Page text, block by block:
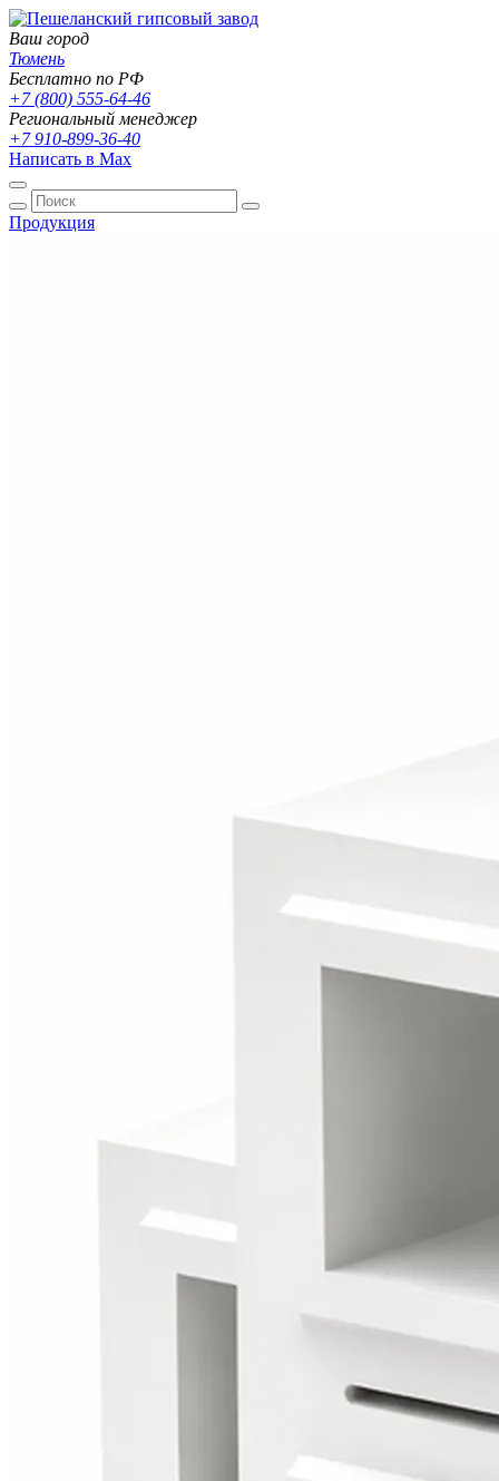
Ваш город
Тюмень
Бесплатно по РФ
+7 (800) 555-64-46
Региональный менеджер
+7 910-899-36-40
Написать в Max
Продукция